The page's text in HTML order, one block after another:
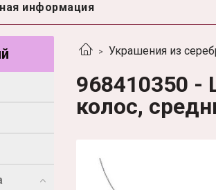
информация
Украшения из
968410350 -
колос,